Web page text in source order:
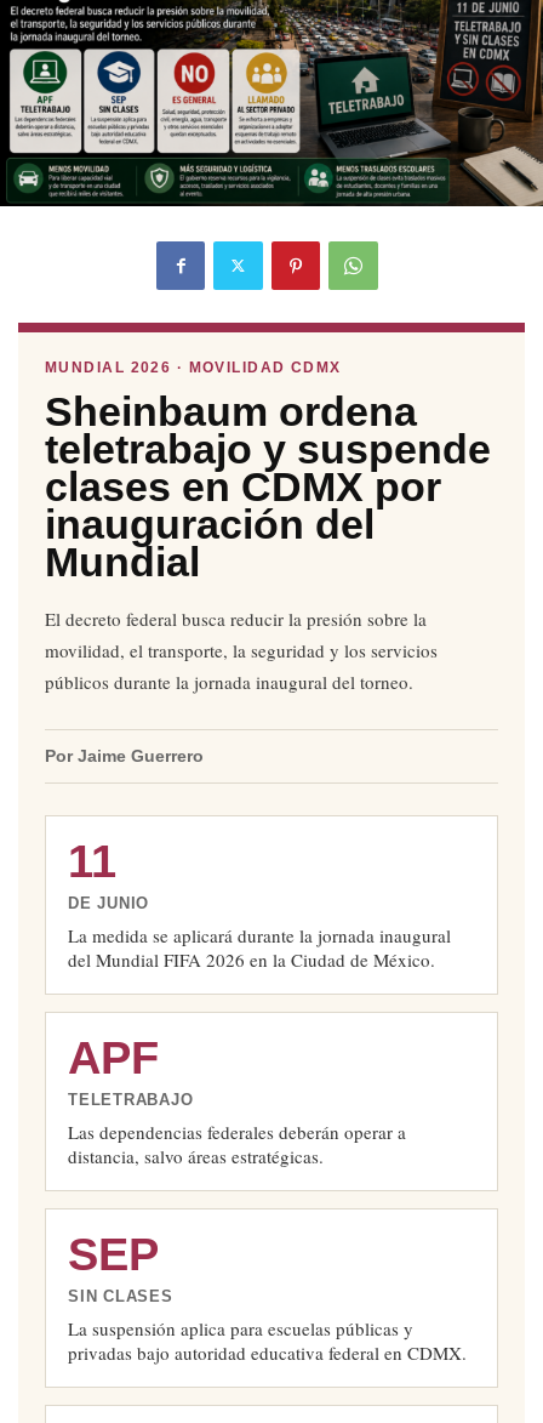
MUNDIAL 2026 · MOVILIDAD CDMX
Sheinbaum ordena
teletrabajo y suspende
clases en CDMX por
inauguración del
Mundial
El decreto federal busca reducir la presión sobre la
movilidad, el transporte, la seguridad y los servicios
públicos durante la jornada inaugural del torneo.
Por Jaime Guerrero
11
DE JUNIO
La medida se aplicará durante la jornada inaugural
del Mundial FIFA 2026 en la Ciudad de México.
APF
TELETRABAJO
Las dependencias federales deberán operar a
distancia, salvo áreas estratégicas.
SEP
SIN CLASES
La suspensión aplica para escuelas públicas y
privadas bajo autoridad educativa federal en CDMX.